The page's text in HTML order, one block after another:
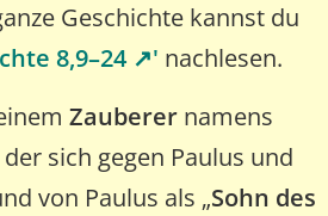
Geschichte kannst du
8,9–24 ↗️' nachlesen.
Zauberer namens
sich gegen Paulus und
von Paulus als „Sohn des